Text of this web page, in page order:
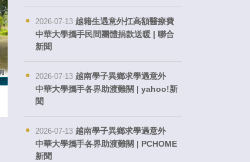
2026-07-13 越籍生遇意外扛高額醫療費
中華大學攜手民間團體捐款送暖 | 聯合
新聞
2026-07-13 越南學子異鄉求學遇意外
中華大學攜手各界助渡難關 | yahoo!新
聞
2026-07-13 越南學子異鄉求學遇意外
中華大學攜手各界助渡難關 | PCHOME
新聞